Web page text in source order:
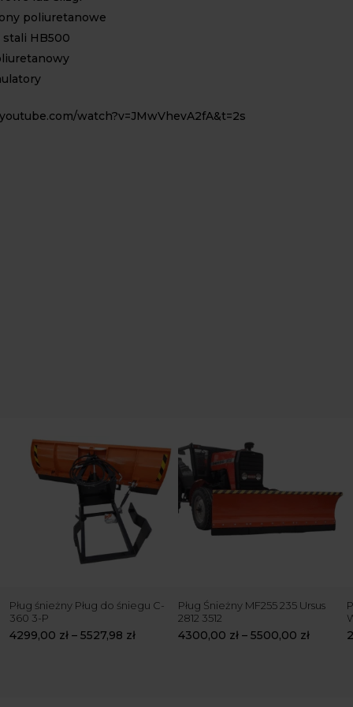
poliuretanowe
stali HB500
watch?v=JMwVhevA2fA&t=2s
Pług śnieżny Pług do śniegu C-
360 3-P
4299,00 zł – 5527,98 zł
Pług Śnieżny MF255 235 Ursus
2812 3512
4300,00 zł – 5500,00 zł